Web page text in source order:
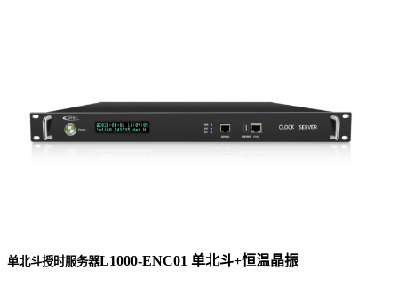
单北斗授时服务器L1000-ENC01 单北斗+恒温晶振